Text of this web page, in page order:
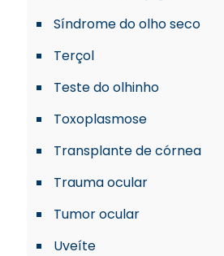
Síndrome do olho seco
Terçol
Teste do olhinho
Toxoplasmose
Transplante de córnea
Trauma ocular
Tumor ocular
Uveíte